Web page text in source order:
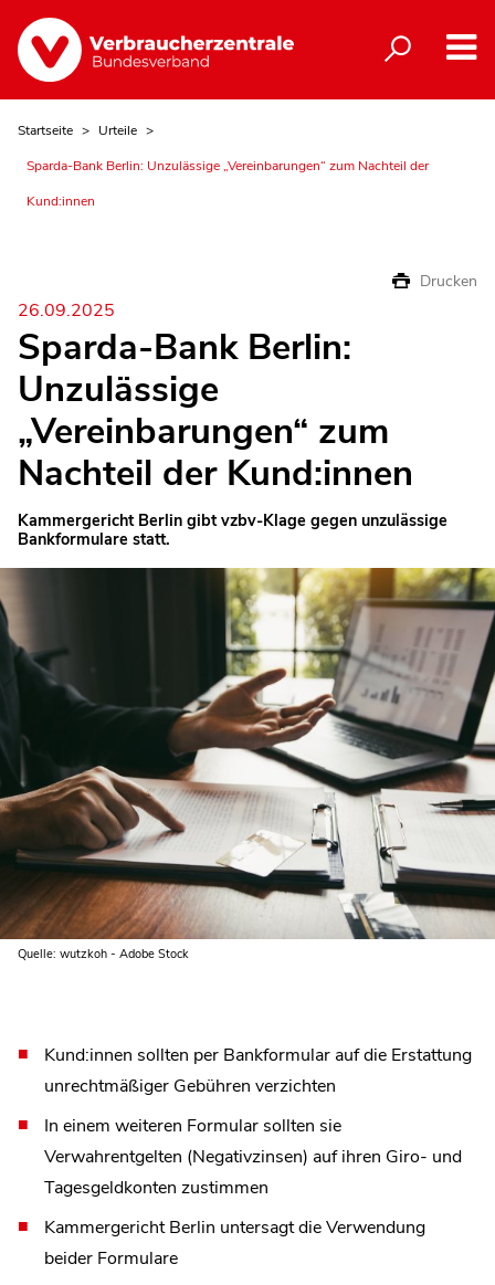
Startseite
Urteile
Sparda-Bank Berlin: Unzulässige „Vereinbarungen“ zum Nachteil der
Kund:innen
Drucken
26.09.2025
Sparda-Bank Berlin:
Unzulässige
„Vereinbarungen“ zum
Nachteil der Kund:innen
Kammergericht Berlin gibt vzbv-Klage gegen unzulässige
Bankformulare statt.
Quelle: wutzkoh - Adobe Stock
Kund:innen sollten per Bankformular auf die Erstattung
unrechtmäßiger Gebühren verzichten
In einem weiteren Formular sollten sie
Verwahrentgelten (Negativzinsen) auf ihren Giro- und
Tagesgeldkonten zustimmen
Kammergericht Berlin untersagt die Verwendung
beider Formulare